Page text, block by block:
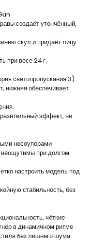
создаёт утончённый,
скул и придаёт лицу
при весе 24 г.
светопропускания 3)
нижняя обеспечивает
эффект, не
носоупорами
неощутимы при долгом
настроить модель под
стабильность, без
чёткие
в динамичном ритме
без лишнего шума.